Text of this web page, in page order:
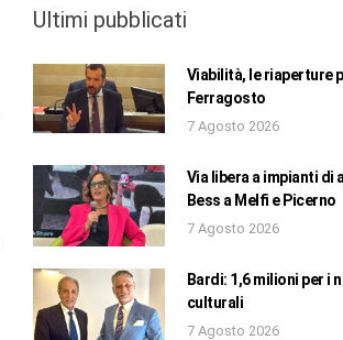
Ultimi pubblicati
Viabilità, le riaperture
Ferragosto
7 Agosto 2026
Via libera a impianti di
Bess a Melfi e Picerno
7 Agosto 2026
Bardi: 1,6 milioni per i
culturali
7 Agosto 2026